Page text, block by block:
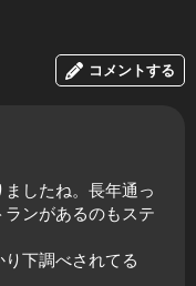
コメントする
したね。長年通っ
ンがあるのもステ
下調べされてる